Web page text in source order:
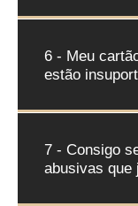
6 - Meu
estão
7 - Consigo
abusivas que